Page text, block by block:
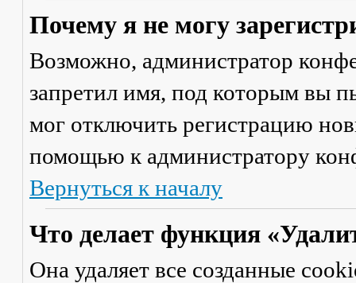
Почему я не могу
Возможно, администратор
запретил имя, под которым вы
мог отключить регистрацию
помощью к администратору
Вернуться к началу
Что делает функция
Она удаляет все созданные